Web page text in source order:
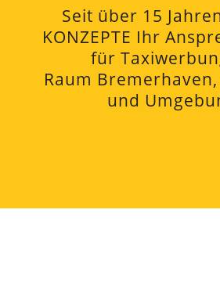
Seit über 15
KONZEPTE Ihr
für
Raum
und